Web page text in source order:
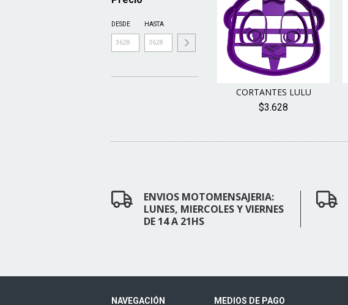
DESDE HASTA
CORTANTES LULU
$3.628
ENVIOS MOTOMENSAJERIA:
LUNES, MIERCOLES Y VIERNES
DE 14 A 21HS
NAVEGACIÓN
MEDIOS DE PAGO